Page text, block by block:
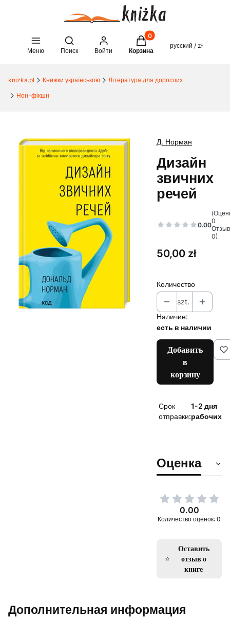
Меню
Open search engine
Поиск Войти
Товары в корзине: 0.
Корзина
русский / zł
knizka.pl Книжки українською
Література для дорослих
Нон-фікшн
Д. Норман
Дизайн
звичних
речей
0.000
0)
Цена
50,00 zł
Количество
szt.
Наличие:
есть в наличии
Добавить
в
корзину
Срок
отправки:
1-2 дня
рабочих
Оценка
0.00
Количество оценок: 0
Оставить
отзыв о
книге
Дополнительная информация